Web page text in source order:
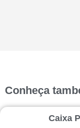
Conheça
Caixa